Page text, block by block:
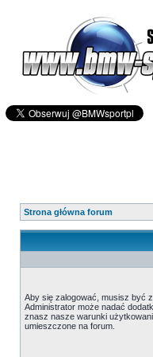
Strona główna forum
Aby się zalogować, musisz być
Administrator może nadać
znasz nasze warunki
umieszczone na forum.